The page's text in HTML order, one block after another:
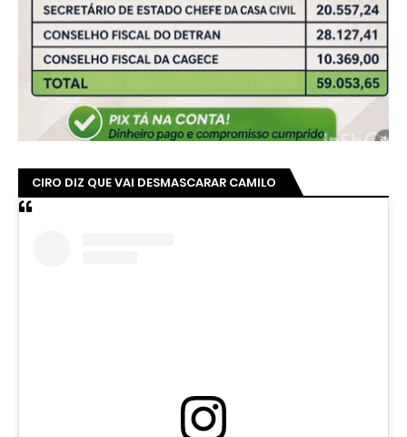
CIRO DIZ QUE VAI DESMASCARAR CAMILO